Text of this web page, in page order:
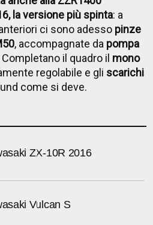
la versione più spinta: a
ci sono adesso pinze
, accompagnate da pompa
Completano il quadro il mono
regolabile e gli scarichi
come si deve.
ZX-10R 2016
Vulcan S